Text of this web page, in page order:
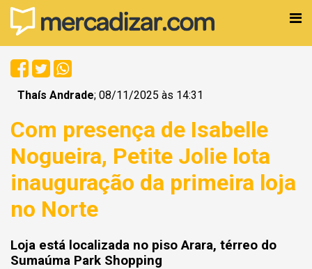
Thaís Andrade; 08/11/2025 às 14:31
Com presença de Isabelle
Nogueira, Petite Jolie lota
inauguração da primeira loja
no Norte
Loja está localizada no piso Arara, térreo do
Sumaúma Park Shopping